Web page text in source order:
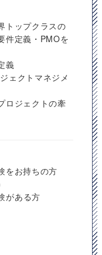
トップクラスの
件定義・PMOを
義
ェクトマネジメ
ロジェクトの牽
をお持ちの方
がある方